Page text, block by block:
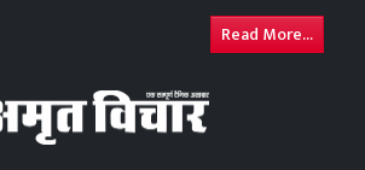
Read More...